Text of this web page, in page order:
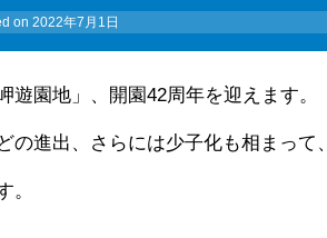
on 2022年7月1日
園地」、開園42周年を迎えます。
進出、さらには少子化も相まって、
。